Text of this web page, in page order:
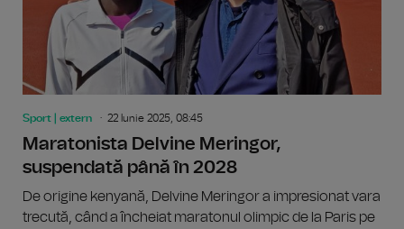
Sport | extern 22 Iunie 2025, 08:45
Maratonista Delvine Meringor,
suspendată până în 2028
De origine kenyană, Delvine Meringor a impresionat vara
trecută, când a încheiat maratonul olimpic de la Paris pe